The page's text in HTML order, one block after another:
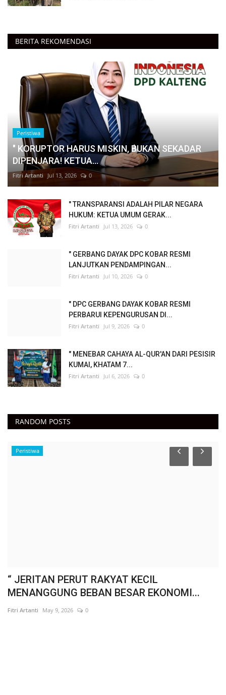
BERITA REKOMENDASI
Peristiwa
" KORUPTOR HARUS MISKIN, BUKAN SEKADAR
DIPENJARA! KETUA...
Fitri Artanti Jul 13, 2026 0
" TRANSPARANSI ADALAH PILAR NEGARA
HUKUM: KETUA UMUM GERAK...
Fitri Artanti Jul 13, 2026 0
" GERBANG DAYAK DPC KOBAR RESMI
LANJUTKAN PENDAMPINGAN...
Fitri Artanti Jul 10, 2026 0
" DPC GERBANG DAYAK KOBAR RESMI
PERBARUI KEPENGURUSAN DI...
Fitri Artanti Jul 9, 2026 0
" MENEBAR CAHAYA AL-QUR'AN DARI PESISIR
KUMAI, KHATAM 7...
Fitri Artanti Jul 6, 2026 0
RANDOM POSTS
Peristiwa
“ JERITAN PERUT RAKYAT KECIL
MENANGGUNG BEBAN BESAR EKONOMI...
Fitri Artanti May 9, 2026 0